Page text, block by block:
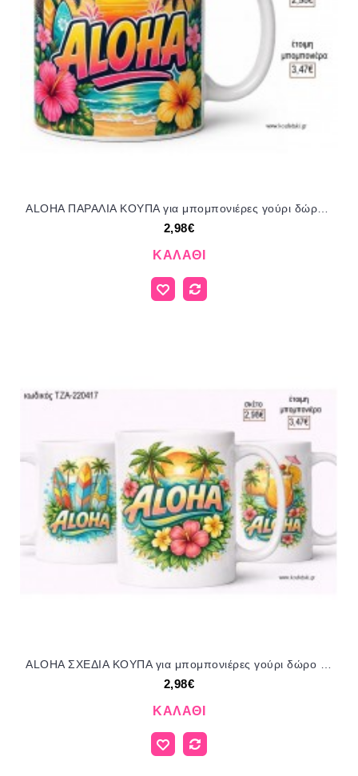
ALOHA ΠΑΡΑΛΙΑ ΚΟΥΠΑ για μπομπονιέρες γούρι δώρο ΤΖΑ-220418 2.98€!!!
2,98€
ΚΑΛΆΘΙ
2,98€
ΚΑΛΆΘΙ